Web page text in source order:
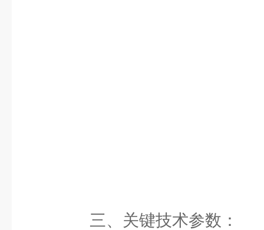
三、关键技术参数：